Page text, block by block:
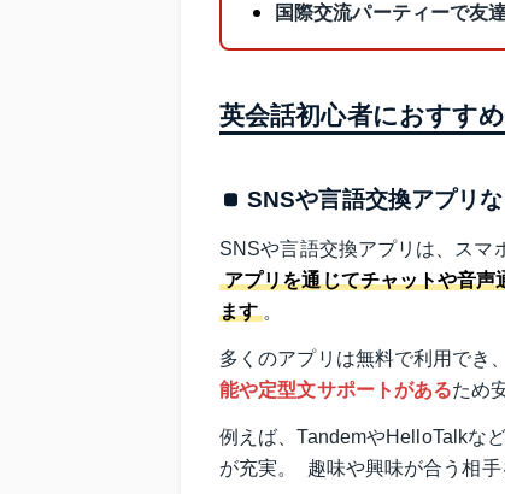
国際交流パーティーで友
英会話初心者におすす
SNSや言語交換アプリ
SNSや言語交換アプリは、スマ
アプリを通じてチャットや音
ます 。
多くのアプリは無料で利用でき
能や定型文サポートがあるため
例えば、TandemやHelloTalkな
が充実。  趣味や興味が合う相